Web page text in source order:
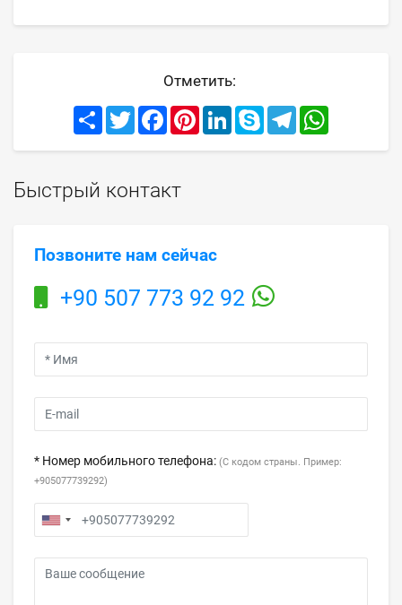
Отметить:
Share TwitterFacebookPinterestLinkedInSkype Telegram
Быстрый контакт
Позвоните нам сейчас
+90 507 773 92 92
* Номер мобильного телефона: (С кодом страны. Пример:
+905077739292)